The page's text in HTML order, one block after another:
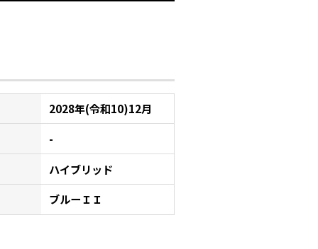
2028年(令和10)12月
-
ハイブリッド
ブルーＩＩ